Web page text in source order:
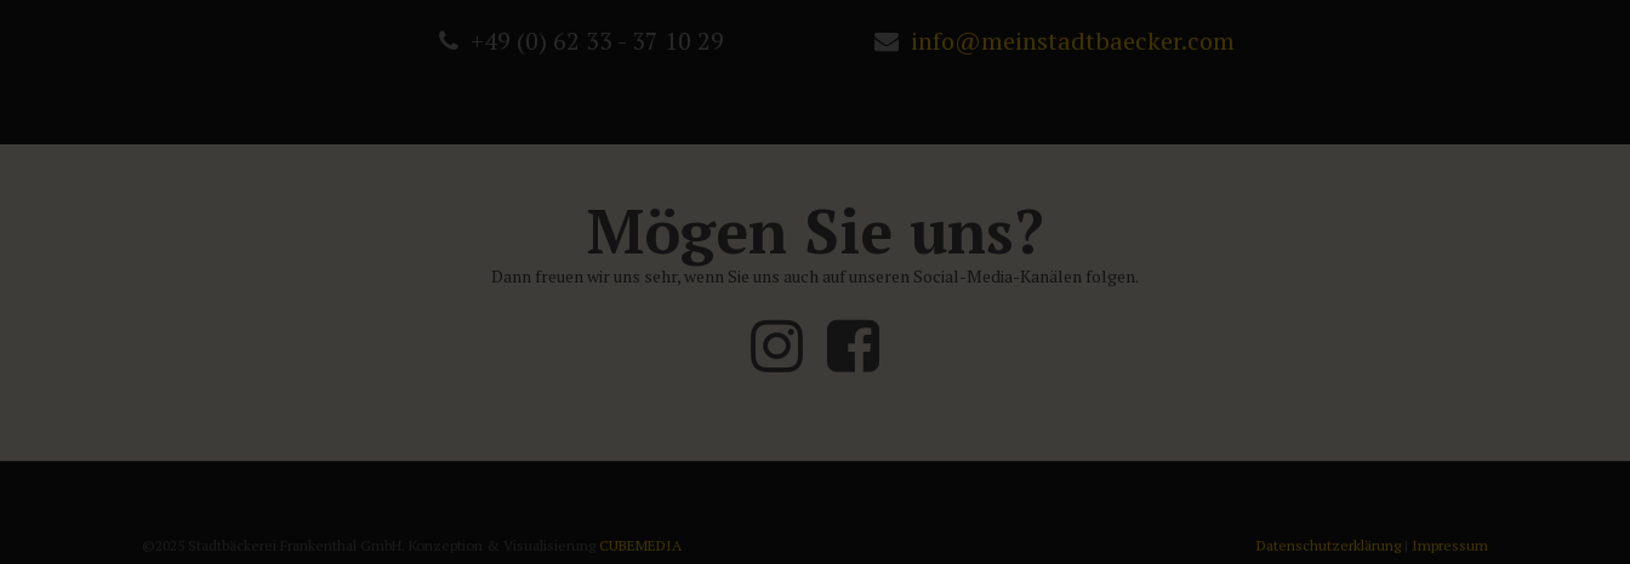
+49 (0) 62 33 - 37 10 29 info@meinstadtbaecker.com
Mögen Sie uns?
Dann freuen wir uns sehr, wenn Sie uns auch auf unseren Social-Media-Kanälen folgen.
CUBEMEDIA Datenschutzerklärung Impressum